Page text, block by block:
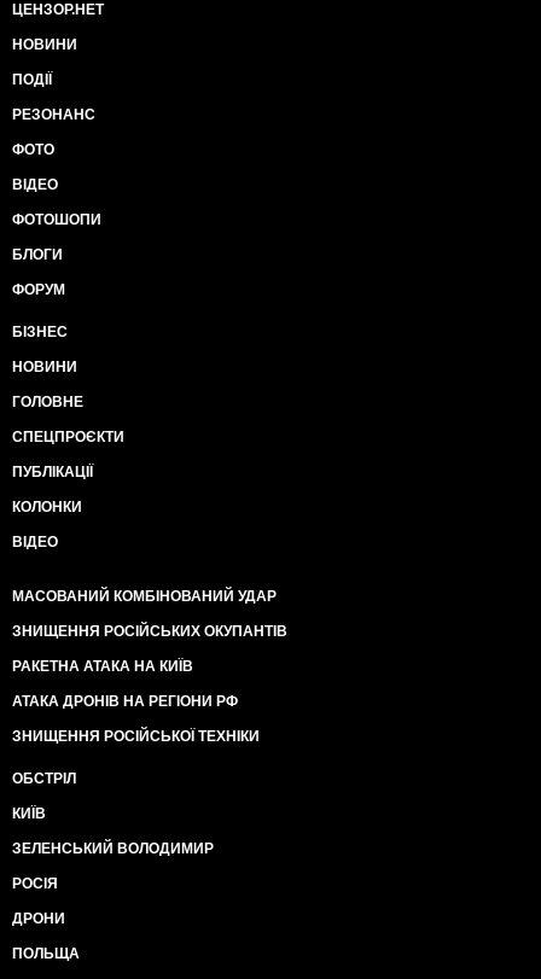
ЦЕНЗОР.НЕТ
НОВИНИ
ПОДІЇ
РЕЗОНАНС
ФОТО
ВІДЕО
ФОТОШОПИ
БЛОГИ
ФОРУМ
БІЗНЕС
НОВИНИ
ГОЛОВНЕ
СПЕЦПРОЄКТИ
ПУБЛІКАЦІЇ
КОЛОНКИ
ВІДЕО
МАСОВАНИЙ КОМБІНОВАНИЙ УДАР
ЗНИЩЕННЯ РОСІЙСЬКИХ ОКУПАНТІВ
РАКЕТНА АТАКА НА КИЇВ
АТАКА ДРОНІВ НА РЕГІОНИ РФ
ЗНИЩЕННЯ РОСІЙСЬКОЇ ТЕХНІКИ
ОБСТРІЛ
КИЇВ
ЗЕЛЕНСЬКИЙ ВОЛОДИМИР
РОСІЯ
ДРОНИ
ПОЛЬЩА